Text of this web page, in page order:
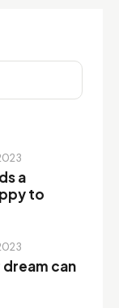
a
to
can